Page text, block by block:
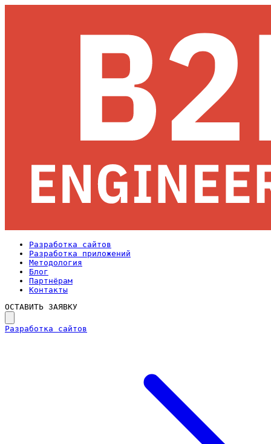
Разработка сайтов
Разработка приложений
Методология
Блог
Партнёрам
Контакты
ОСТАВИТЬ ЗАЯВКУ
Разработка сайтов